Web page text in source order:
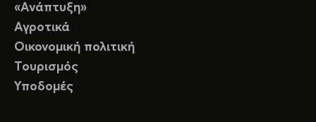
«Ανάπτυξη»
Αγροτικά
Οικονομική πολιτική
Τουρισμός
Υποδομές